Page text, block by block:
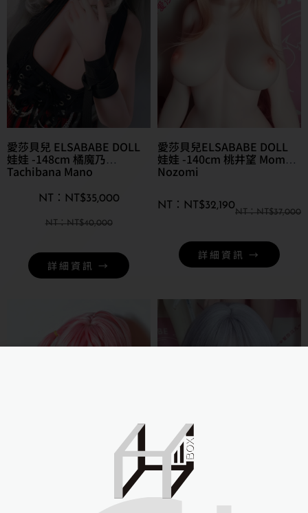
愛莎貝兒 ELSABABE DOLL
娃娃 -148cm 橘魔乃
Tachibana Mano
NT$40,000
NT$35,000
詳細資訊 →
愛莎貝兒ELSABABE DOLL
娃娃 -140cm 桃井望 Momoi
Nozomi
NT$37,000
NT$32,190
詳細資訊 →